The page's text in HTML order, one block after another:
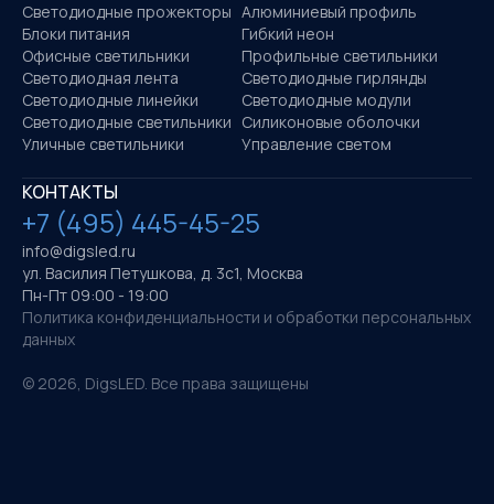
Светодиодные прожекторы Алюминиевый профиль
Блоки питания
Гибкий неон
Офисные светильники
Профильные светильники
Светодиодная лента
Светодиодные гирлянды
Светодиодные линейки
Светодиодные модули
Светодиодные светильники Силиконовые оболочки
Уличные светильники
Управление светом
КОНТАКТЫ
+7 (495) 445-45-25
info@digsled.ru
ул. Василия Петушкова, д. 3с1, Москва
Пн-Пт 09:00 - 19:00
Политика конфиденциальности и обработки персональных
данных
© 2026, DigsLED. Все права защищены